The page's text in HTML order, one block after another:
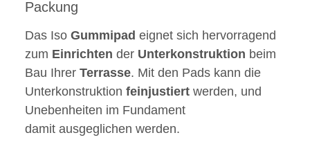
Packung
Das Iso Gummipad eignet sich hervorragend
zum Einrichten der Unterkonstruktion beim
Bau Ihrer Terrasse. Mit den Pads kann die
Unterkonstruktion feinjustiert werden, und
Unebenheiten im Fundament
damit ausgeglichen werden.